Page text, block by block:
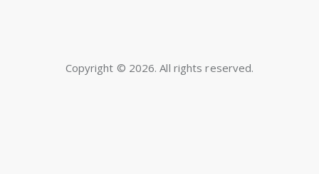
Copyright © 2026. All rights reserved.